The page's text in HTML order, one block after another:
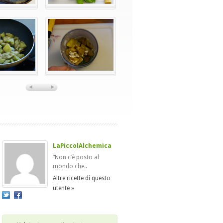
LaPiccolAlchemica
“Non c’è posto al
mondo che..
Altre ricette di questo
utente »